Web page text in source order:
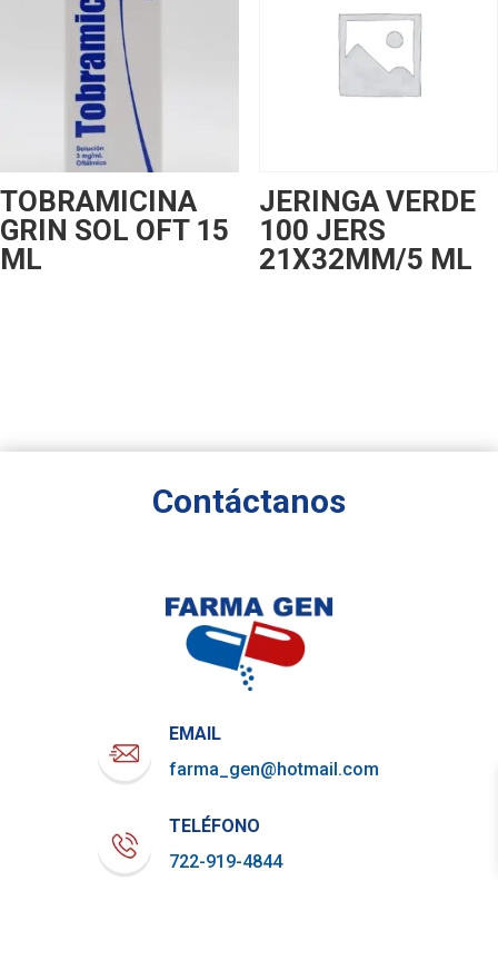
TOBRAMICINA
GRIN SOL OFT 15
ML
JERINGA VERDE
100 JERS
21X32MM/5 ML
Contáctanos
EMAIL
farma_gen@hotmail.com
TELÉFONO
722-919-4844